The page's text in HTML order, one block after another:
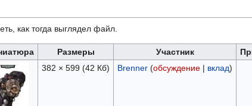
как тогда выглядел файл.
Размеры Участник
382 × 599 (42 Кб) Brenner (обсуждение| вклад)